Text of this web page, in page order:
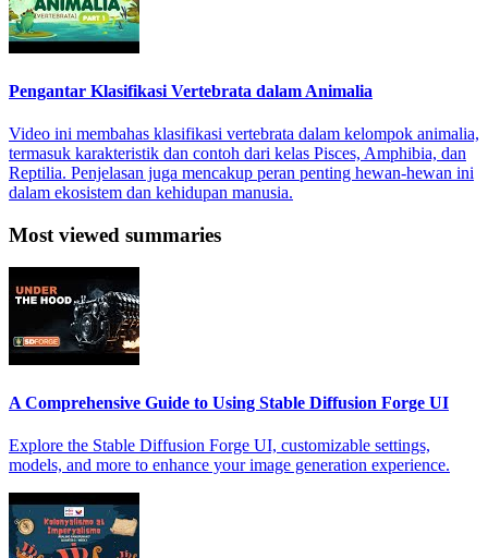
Pengantar Klasifikasi Vertebrata dalam Animalia
Video ini membahas klasifikasi vertebrata dalam kelompok animalia,
termasuk karakteristik dan contoh dari kelas Pisces, Amphibia, dan
Reptilia. Penjelasan juga mencakup peran penting hewan-hewan ini
dalam ekosistem dan kehidupan manusia.
Most viewed summaries
A Comprehensive Guide to Using Stable Diffusion Forge UI
Explore the Stable Diffusion Forge UI, customizable settings,
models, and more to enhance your image generation experience.